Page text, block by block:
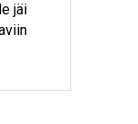
jäi